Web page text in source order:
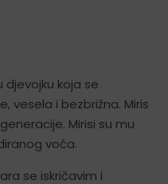
koja se
vesela i bezbrižna. Miris
Mirisi su mu
voća.
se iskričavim i